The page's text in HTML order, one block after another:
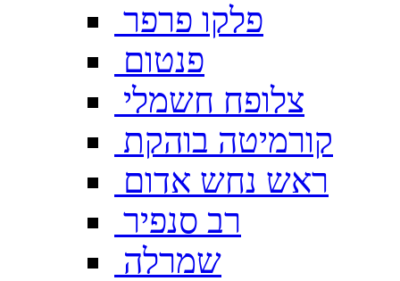
פלקו פרפר
פנטום
צלופח חשמלי
קורמיטה בוהקת
ראש נחש אדום
רב סנפיר
שמרלה